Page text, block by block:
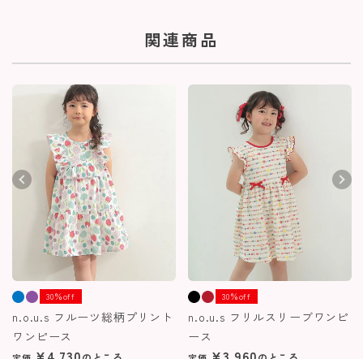
関連商品
30％off
n.o.u.s フルーツ総柄プリント
ワンピース
30％off
n.o.u.s フリルスリーブワンピ
ース